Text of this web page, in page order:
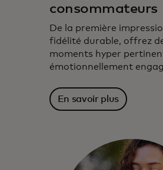
consommateurs
De la première
fidélité durable, offrez
moments hyper
émotionnellement
En savoir plus